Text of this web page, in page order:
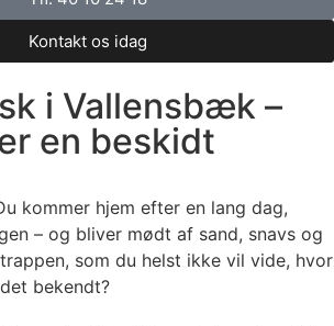
Kontakt os idag
i Vallensbæk –
en beskidt
kommer hjem efter en lang dag,
– og bliver mødt af sand, snavs og
som du helst ikke vil vide, hvor
bekendt?